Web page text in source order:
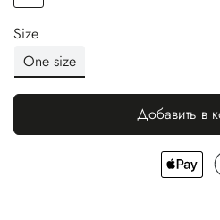
Size
One size
Добавить в